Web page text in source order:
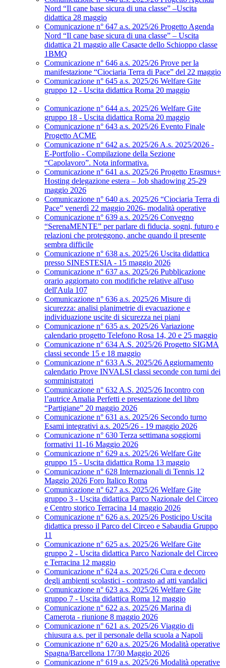
Nord “Il cane base sicura di una classe” –Uscita
didattica 28 maggio
Comunicazione n° 647 a.s. 2025/26 Progetto Agenda
Nord “Il cane base sicura di una classe” – Uscita
didattica 21 maggio alle Casacte dello Schioppo classe
1BMQ
Comunicazione n° 646 a.s. 2025/26 Prove per la
manifestazione “Ciociaria Terra di Pace” del 22 maggio
Comunicazione n° 645 a.s. 2025/26 Welfare Gite
gruppo 12 - Uscita didattica Roma 20 maggio
Comunicazione n° 644 a.s. 2025/26 Welfare Gite
gruppo 18 - Uscita didattica Roma 20 maggio
Comunicazione n° 643 a.s. 2025/26 Evento Finale
Progetto ACME
Comunicazione n° 642 a.s. 2025/26 A.s. 2025/2026 -
E-Portfolio - Compilazione della Sezione
“Capolavoro”. Nota informativa.
Comunicazione n° 641 a.s. 2025/26 Progetto Erasmus+
Hosting delegazione estera – Job shadowing 25-29
maggio 2026
Comunicazione n° 640 a.s. 2025/26 “Ciociaria Terra di
Pace” venerdì 22 maggio 2026- modalità operative
Comunicazione n° 639 a.s. 2025/26 Convegno
“SerenaMENTE” per parlare di fiducia, sogni, futuro e
relazioni che proteggono, anche quando il presente
sembra difficile
Comunicazione n° 638 a.s. 2025/26 Uscita didattica
presso SINESTESIA - 15 maggio 2026
Comunicazione n° 637 a.s. 2025/26 Pubblicazione
orario aggiornato con modifiche relative all'uso
dell'Aula 107
Comunicazione n° 636 a.s. 2025/26 Misure di
sicurezza: analisi planimetrie di evacuazione e
individuazione uscite di sicurezza nei piani
Comunicazione n° 635 a.s. 2025/26 Variazione
calendario progetto Telefono Rosa 14, 20 e 25 maggio
Comunicazione n° 634 A.S. 2025/26 Progetto SIGMA
classi seconde 15 e 18 maggio
Comunicazione n° 633 A.S. 2025/26 Aggiornamento
calendario Prove INVALSI classi seconde con turni dei
somministratori
Comunicazione n° 632 A.S. 2025/26 Incontro con
l’autrice Amalia Perfetti e presentazione del libro
“Partigiane” 20 maggio 2026
Comunicazione n° 631 a.s. 2025/26 Secondo turno
Esami integrativi a.s. 2025/26 - 19 maggio 2026
Comunicazione n° 630 Terza settimana soggiorni
formativi 11-16 Maggio 2026
Comunicazione n° 629 a.s. 2025/26 Welfare Gite
gruppo 15 - Uscita didattica Roma 13 maggio
Comunicazione n° 628 Internazionali di Tennis 12
Maggio 2026 Foro Italico Roma
Comunicazione n° 627 a.s. 2025/26 Welfare Gite
gruppo 3 - Uscita didattica Parco Nazionale del Circeo
e Centro storico Terracina 14 maggio 2026
Comunicazione n° 626 a.s. 2025/26 Posticipo Uscita
didattica presso il Parco del Circeo e Sabaudia Gruppo
11
Comunicazione n° 625 a.s. 2025/26 Welfare Gite
gruppo 2 - Uscita didattica Parco Nazionale del Circeo
e Terracina 12 maggio
Comunicazione n° 624 a.s. 2025/26 Cura e decoro
degli ambienti scolastici - contrasto ad atti vandalici
Comunicazione n° 623 a.s. 2025/26 Welfare Gite
gruppo 7 - Uscita didattica Roma 12 maggio
Comunicazione n° 622 a.s. 2025/26 Marina di
Camerota - riunione 8 maggio 2026
Comunicazione n° 621 a.s. 2025/26 Viaggio di
chiusura a.s. per il personale della scuola a Napoli
Comunicazione n° 620 a.s. 2025/26 Modalità operative
Spagna/Barcellona 17/30 Maggio 2026
Comunicazione n° 619 a.s. 2025/26 Modalità operative